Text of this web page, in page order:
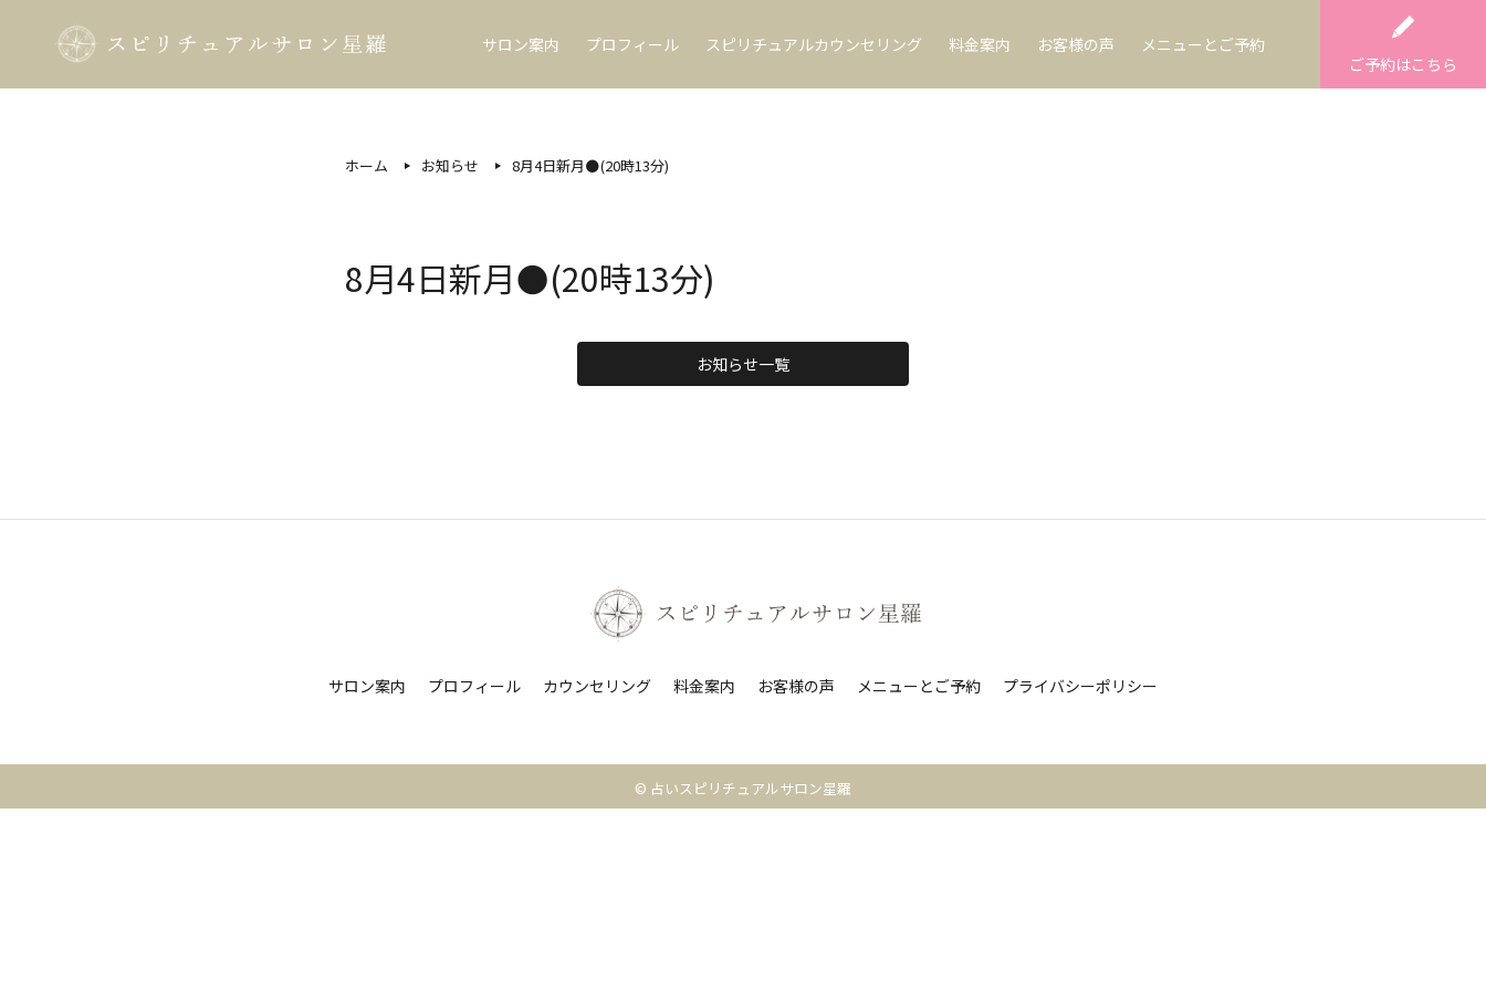
サロン案内 プロフィール スピリチュアルカウンセリング 料金案内 お客様の声
メニューとご予約
ご予約はこちら
ホーム お知らせ 8月4日新月🌑(20時13分)
8月4日新月🌑(20時13分)
お知らせ一覧
サロン案内 プロフィール カウンセリング 料金案内 お客様の声 メニューとご予約 プライバシーポリシー
© 占いスピリチュアルサロン星羅